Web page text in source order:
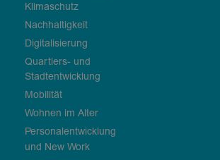
Klimaschutz
Nachhaltigkeit
Digitalisierung
Quartiers- und
Stadtentwicklung
Mobilität
Wohnen im Alter
Personalentwicklung
und New Work